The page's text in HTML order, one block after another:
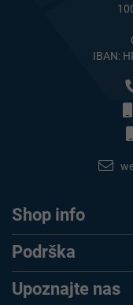
IBAN:
Shop info
Podrška
Upoznajte nas